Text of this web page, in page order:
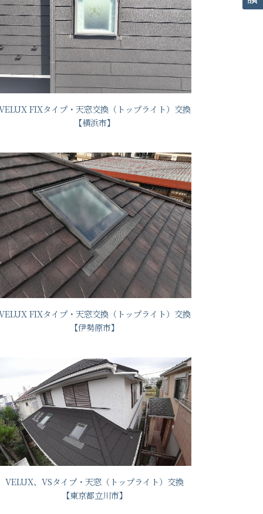
FIXタイプ・天窓交換（トップライト）交換
【横浜市】
FIXタイプ・天窓交換（トップライト）交換
【伊勢原市】
VELUX、VSタイプ・天窓（トップライト）交換
【東京都立川市】